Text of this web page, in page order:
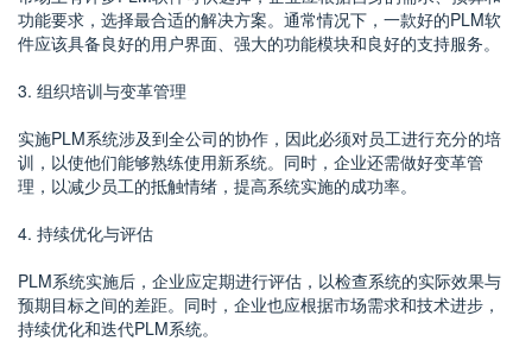
功能要求，选择最合适的解决方案。通常情况下，一款好的PLM软
件应该具备良好的用户界面、强大的功能模块和良好的支持服务。
3. 组织培训与变革管理
实施PLM系统涉及到全公司的协作，因此必须对员工进行充分的培
训，以使他们能够熟练使用新系统。同时，企业还需做好变革管
理，以减少员工的抵触情绪，提高系统实施的成功率。
4. 持续优化与评估
PLM系统实施后，企业应定期进行评估，以检查系统的实际效果与
预期目标之间的差距。同时，企业也应根据市场需求和技术进步，
持续优化和迭代PLM系统。